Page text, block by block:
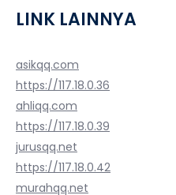
LINK LAINNYA
asikqq.com
https://117.18.0.36
ahliqq.com
https://117.18.0.39
jurusqq.net
https://117.18.0.42
murahqq.net